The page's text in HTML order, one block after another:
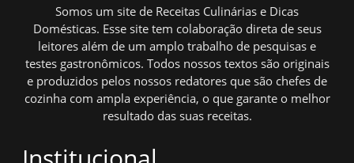
Somos um site de Receitas Culinárias e Dicas
Domésticas. Esse site tem colaboração direta de seus
leitores além de um amplo trabalho de pesquisas e
testes gastronômicos. Todos nossos textos são originais
e produzidos pelos nossos redatores que são chefes de
cozinha com ampla experiência, o que garante o melhor
resultado das suas receitas.